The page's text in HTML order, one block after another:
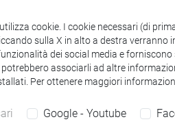
Angelo Maria- 30h
cookie. I cookie necessari (di
sulla X in alto a destra verranno
dei social media e
associarli ad altre
Per ottenere maggiori
Google - Youtube